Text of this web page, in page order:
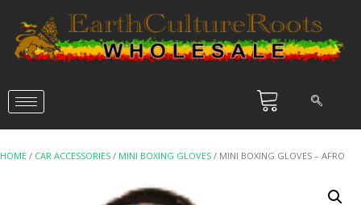
HOME / CAR ACCESSORIES / MINI BOXING GLOVES / MINI BOXING GLOVES – AFRO